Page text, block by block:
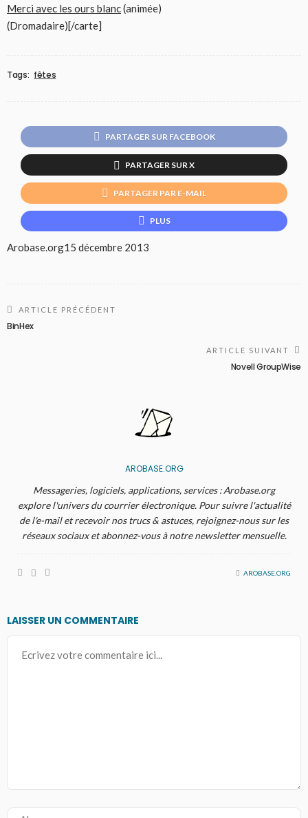
Merci avec les ours blanc(animée)
(Dromadaire)[/carte]
Tags: fêtes
PARTAGER SUR FACEBOOK
PARTAGER SUR X
PARTAGER PAR E-MAIL
PLUS
Arobase.org15 décembre 2013
ARTICLE PRÉCÉDENT
BinHex
ARTICLE SUIVANT
Novell GroupWise
AROBASE.ORG
Messageries, logiciels, applications, services : Arobase.org
explore l'univers du courrier électronique. Pour suivre l'actualité
de l'e-mail et recevoir nos trucs & astuces, rejoignez-nous sur les
réseaux sociaux et abonnez-vous à notre newsletter mensuelle.
AROBASE.ORG
LAISSER UN COMMENTAIRE